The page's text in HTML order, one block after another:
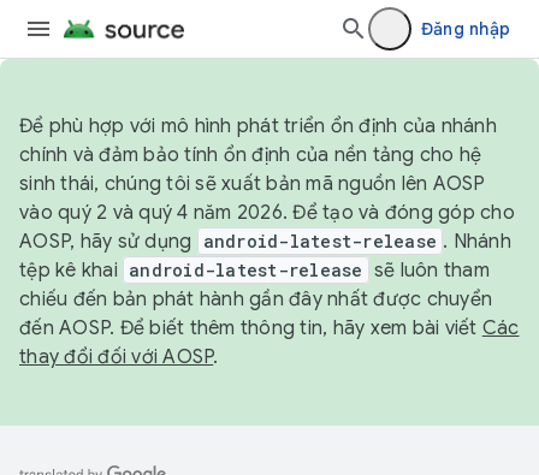
Đăng nhập
Để phù hợp với mô hình phát triển ổn định của nhánh
chính và đảm bảo tính ổn định của nền tảng cho hệ
sinh thái, chúng tôi sẽ xuất bản mã nguồn lên AOSP
vào quý 2 và quý 4 năm 2026. Để tạo và đóng góp cho
AOSP, hãy sử dụng
android-latest-release . Nhánh
tệp kê khai android-latest-release sẽ luôn tham
chiếu đến bản phát hành gần đây nhất được chuyển
đến AOSP. Để biết thêm thông tin, hãy xem bài viết Các
thay đổi đối với AOSP.